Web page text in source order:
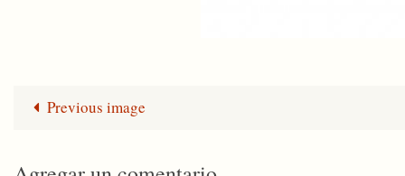
Previous image